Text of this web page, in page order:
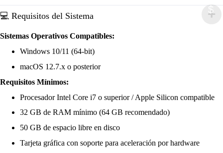
💻 Requisitos del Sistema
Sistemas Operativos Compatibles:
Windows 10/11 (64-bit)
macOS 12.7.x o posterior
Requisitos Mínimos:
Procesador Intel Core i7 o superior / Apple Silicon compatible
32 GB de RAM mínimo (64 GB recomendado)
50 GB de espacio libre en disco
Tarjeta gráfica con soporte para aceleración por hardware
$